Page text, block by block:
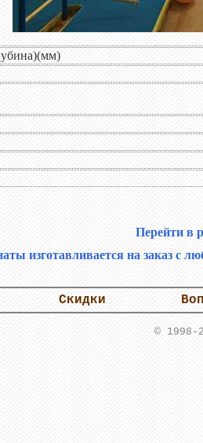
Перейти в
изготавливается на заказ с
Скидки
© 1998-